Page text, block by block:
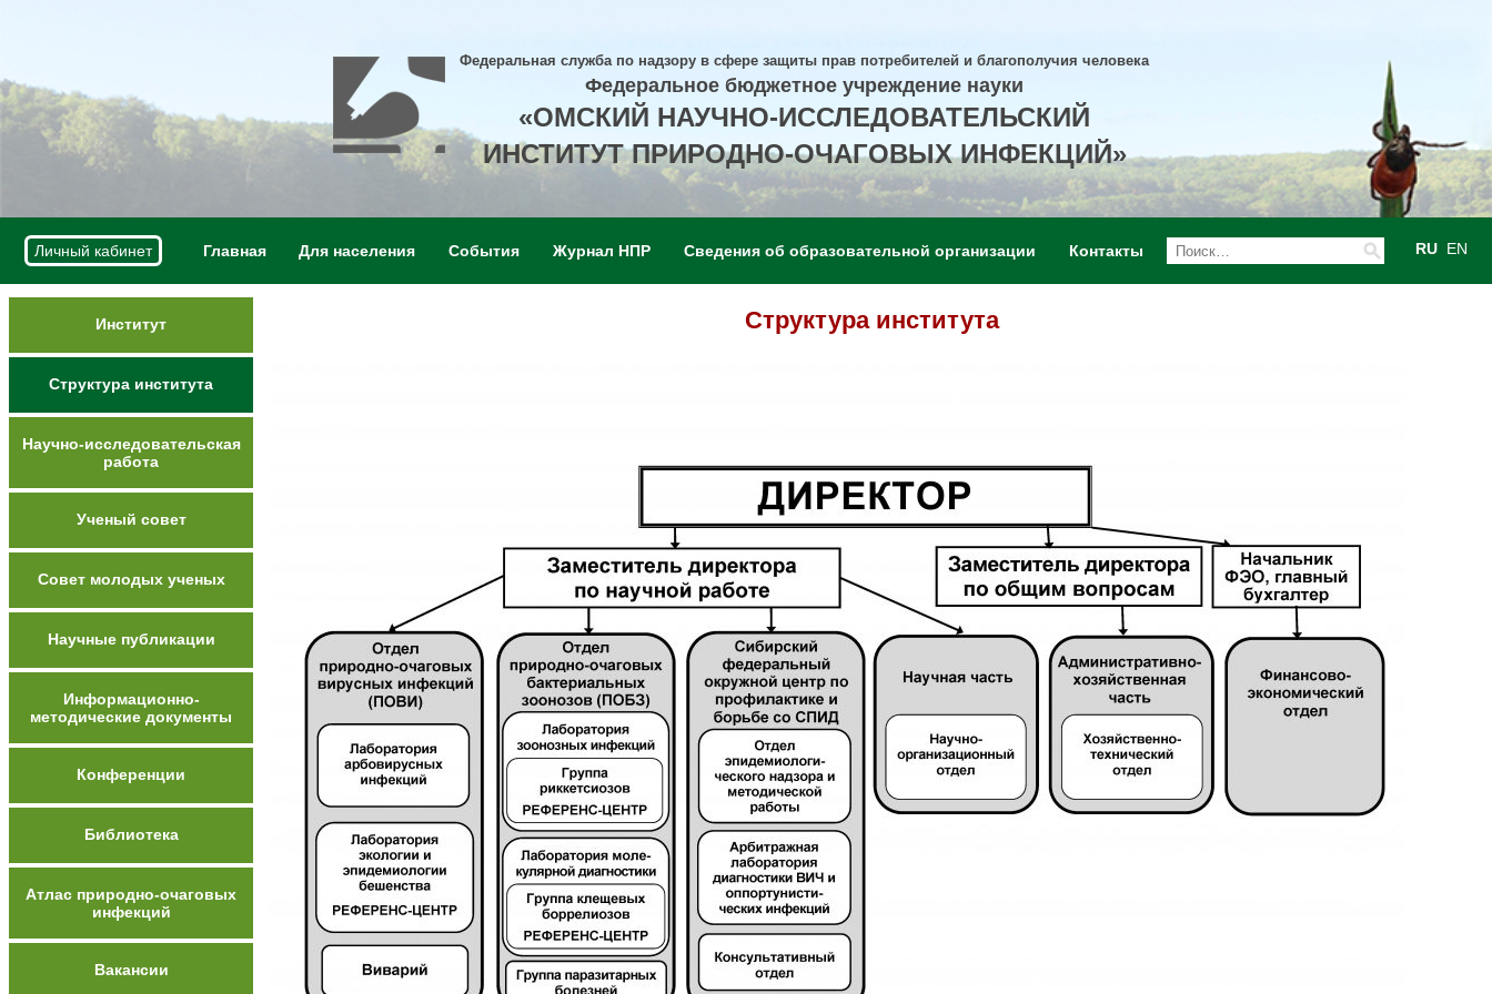
Федеральная служба по надзору в сфере защиты прав потребителей и благополучия человека
Федеральное бюджетное учреждение науки
«ОМСКИЙ НАУЧНО-ИССЛЕДОВАТЕЛЬСКИЙ
ИНСТИТУТ ПРИРОДНО-ОЧАГОВЫХ ИНФЕКЦИЙ»
Личный кабинет RU EN
Главная Для населения События Журнал НПР Сведения об образовательной организации Контакты
Институт
Структура института
Научно-исследовательская
работа
Ученый совет
Совет молодых ученых
Научные публикации
Информационно-
методические документы
Конференции
Библиотека
Атлас природно-очаговых
инфекций
Вакансии
Структура института